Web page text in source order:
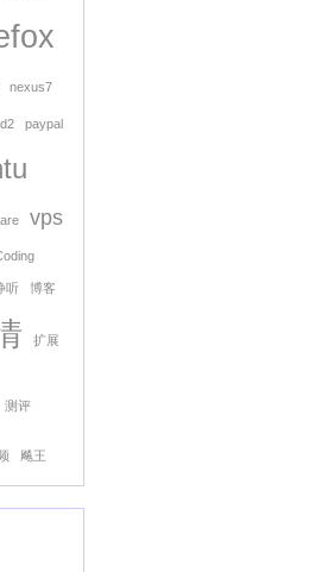
nexus7
paypal
vps
听 博客
扩展
测评
飚王